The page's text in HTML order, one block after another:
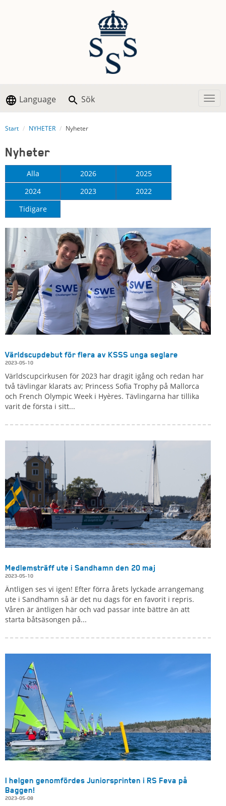
Language Sök
Start NYHETER Nyheter
Nyheter
Alla 2026
2025
2024
2023
2022
Tidigare
Världscupdebut för flera av KSSS unga seglare
2023-05-10
Världscupcirkusen för 2023 har dragit igång och redan har
två tävlingar klarats av; Princess Sofia Trophy på Mallorca
och French Olympic Week i Hyères. Tävlingarna har tillika
varit de första i sitt...
Medlemsträff ute i Sandhamn den 20 maj
2023-05-10
Äntligen ses vi igen! Efter förra årets lyckade arrangemang
ute i Sandhamn så är det nu dags för en favorit i repris.
Våren är äntligen här och vad passar inte bättre än att
starta båtsäsongen på...
I helgen genomfördes Juniorsprinten i RS Feva på
Baggen!
2023-05-08